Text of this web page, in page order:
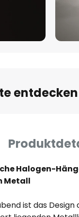
entdecken
Halogen-
Metall
ist das Design